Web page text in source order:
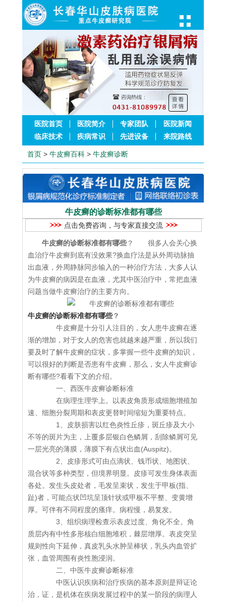
医院首页 医院简介 专家团队
医院新闻
临床技术
疾病常识 先进设备 来院路线
首页 > 牛皮癣百科 > 牛皮癣诊断
牛皮癣的诊断标准都有哪些
点击免费咨询，与专家直接交流
牛皮癣的诊断标准都有哪些 ？ 很多人会关心换
血治疗牛皮癣到底有没效果?换血疗法是从外周动脉抽
出血液，外周静脉同步输入的一种治疗方法，大多人认
为牛皮癣的病因是在血液，尤其中医治疗中，常把血液
问题当做牛皮癣治疗的主要方向。
牛皮癣的诊断标准都有哪些？
牛皮癣是十分引人注目的，女人患牛皮癣在逐
渐的增加，对于女人的危害也就越来越严重，所以我们
要及时了解牛皮癣的症状，多掌握一些牛皮癣的知识，
可以很好的判断是否患有牛皮癣，那么，女人牛皮癣诊
断有哪些?看看下文的介绍。
一、西医牛皮癣诊断标准
在病理生理学上。以表皮角质形成细胞增殖加
速、细胞分裂周期和表皮更替时间缩短为重要特点。
1、皮肤损害以红色炎性丘疹，斑丘疹及大小
不等的斑片为主，上覆多层银白色鳞屑，刮除鳞屑可见
一层光亮的薄膜，薄膜下有点状出血(Auspitz)。
2、皮疹形式可由点滴状、钱币状、地图状、
混合状等多种类型，但境界明显。皮疹可发生身体表面
各处。发生头皮处者，毛发呈束状，发生于甲板(指、
趾)者，可能点状凹坑呈顶针状或甲板不平整、变黄增
厚。可伴有不同程度的瘙痒。病程慢，易复发。
3、组织病理检查示表皮过度、角化不全。角
质层内有中性多形核白细胞堆积，棘层增厚。表皮突呈
规则性向下延伸，真皮乳头水肿呈棒状，乳头内血管扩
张，血管周围有炎性胞浸润。
二、中医牛皮癣诊断标准
中医认识疾病和治疗疾病的基本原则是辩证论
治，证，是机体在疾病发展过程中的某一阶段的病理人